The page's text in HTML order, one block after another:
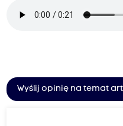
Wyślij opinię na temat